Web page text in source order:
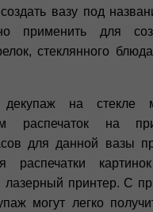
вазу под
применить для
стеклянного
декупаж на стекле
распечаток на
для данной вазы
распечатки
лазерный принтер. С
могут легко